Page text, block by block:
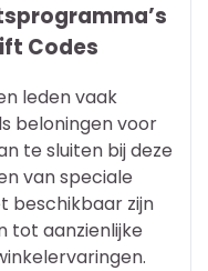
Codes
leden vaak
beloningen voor
te sluiten bij deze
van speciale
beschikbaar zijn
tot aanzienlijke